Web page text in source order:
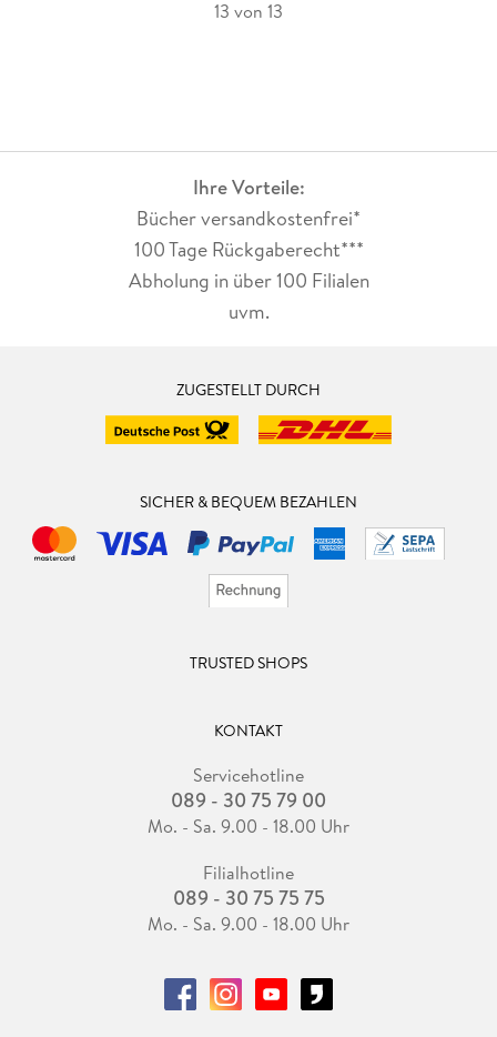
13 von 13
Ihre Vorteile:
Bücher versandkostenfrei*
100 Tage Rückgaberecht***
Abholung in über 100 Filialen
uvm.
ZUGESTELLT DURCH
SICHER & BEQUEM BEZAHLEN
TRUSTED SHOPS
KONTAKT
Servicehotline
089 - 30 75 79 00
Mo. - Sa. 9.00 - 18.00 Uhr
Filialhotline
089 - 30 75 75 75
Mo. - Sa. 9.00 - 18.00 Uhr